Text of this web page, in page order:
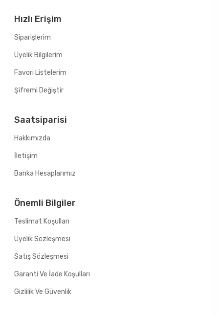
Hızlı Erişim
Siparişlerim
Üyelik Bilgilerim
Favori Listelerim
Şifremi Değiştir
Saatsiparisi
Hakkımızda
İletişim
Banka Hesaplarımız
Önemli Bilgiler
Teslimat Koşulları
Üyelik Sözleşmesi
Satış Sözleşmesi
Garanti Ve İade Koşulları
Gizlilik Ve Güvenlik